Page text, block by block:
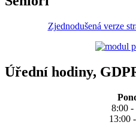
Zjednodušená verze
Úřední hodiny,
8:00 -
13:00